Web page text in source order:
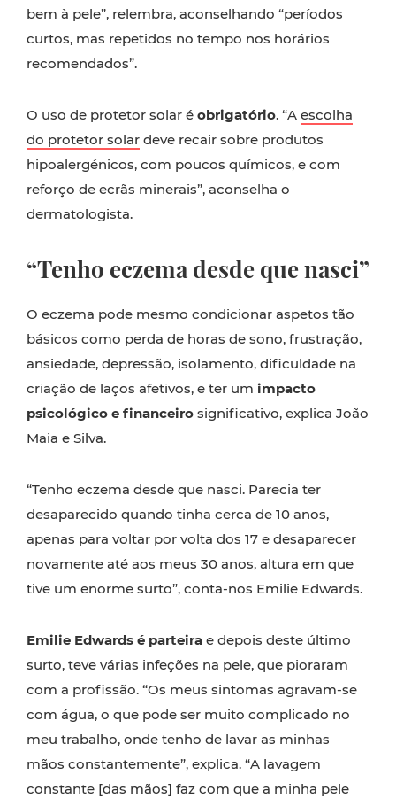
bem à pele”, relembra, aconselhando “períodos
curtos, mas repetidos no tempo nos horários
recomendados”.
O uso de protetor solar é obrigatório. “A escolha
do protetor solar deve recair sobre produtos
hipoalergénicos, com poucos químicos, e com
reforço de ecrãs minerais”, aconselha o
dermatologista.
“Tenho eczema desde que nasci”
O eczema pode mesmo condicionar aspetos tão
básicos como perda de horas de sono, frustração,
ansiedade, depressão, isolamento, dificuldade na
criação de laços afetivos, e ter um impacto
psicológico e financeiro significativo, explica João
Maia e Silva.
“Tenho eczema desde que nasci. Parecia ter
desaparecido quando tinha cerca de 10 anos,
apenas para voltar por volta dos 17 e desaparecer
novamente até aos meus 30 anos, altura em que
tive um enorme surto”, conta-nos Emilie Edwards.
Emilie Edwards é parteira e depois deste último
surto, teve várias infeções na pele, que pioraram
com a profissão. “Os meus sintomas agravam-se
com água, o que pode ser muito complicado no
meu trabalho, onde tenho de lavar as minhas
mãos constantemente”, explica. “A lavagem
constante [das mãos] faz com que a minha pele